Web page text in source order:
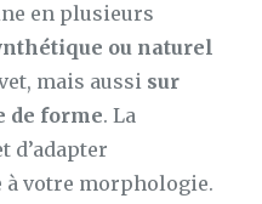
en plusieurs
ou naturel
mais aussi sur
de forme. La
d’adapter
votre morphologie.